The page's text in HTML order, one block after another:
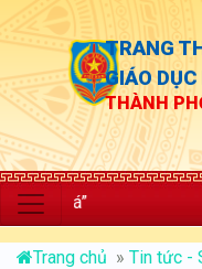
TRANG
GIÁO
THÀNH
Trang chủ » Tin tức -